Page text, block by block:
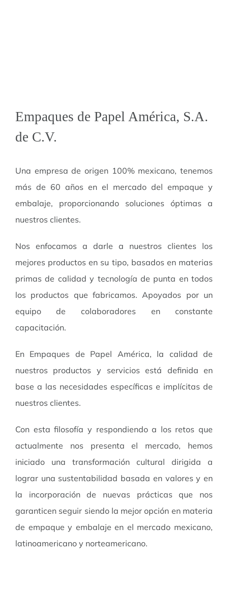
Empaques de Papel América, S.A.
de C.V.
Una empresa de origen 100% mexicano, tenemos
más de 60 años en el mercado del empaque y
embalaje, proporcionando soluciones óptimas a
nuestros clientes.
Nos enfocamos a darle a nuestros clientes los
mejores productos en su tipo, basados en materias
primas de calidad y tecnología de punta en todos
los productos que fabricamos. Apoyados por un
equipo de colaboradores en constante
capacitación.
En Empaques de Papel América, la calidad de
nuestros productos y servicios está definida en
base a las necesidades específicas e implícitas de
nuestros clientes.
Con esta filosofía y respondiendo a los retos que
actualmente nos presenta el mercado, hemos
iniciado una transformación cultural dirigida a
lograr una sustentabilidad basada en valores y en
la incorporación de nuevas prácticas que nos
garanticen seguir siendo la mejor opción en materia
de empaque y embalaje en el mercado mexicano,
latinoamericano y norteamericano.